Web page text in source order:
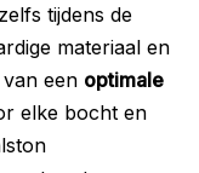
tijdens de
materiaal en
een optimale
elke bocht en